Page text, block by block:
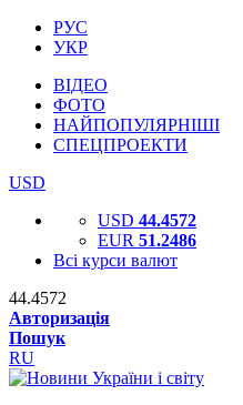
РУС
УКР
ВІДЕО
ФОТО
НАЙПОПУЛЯРНІШІ
СПЕЦПРОЕКТИ
USD
USD 44.4572
EUR 51.2486
Всі курси валют
44.4572
Авторизація
Пошук
RU